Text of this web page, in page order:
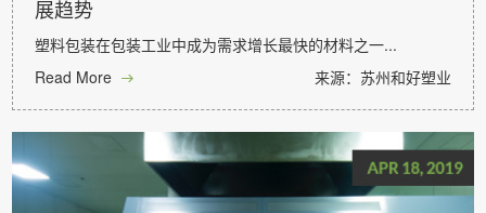
展趋势
塑料包装在包装工业中成为需求增长最快的材料之一...
Read More
 来源：苏州和好塑业